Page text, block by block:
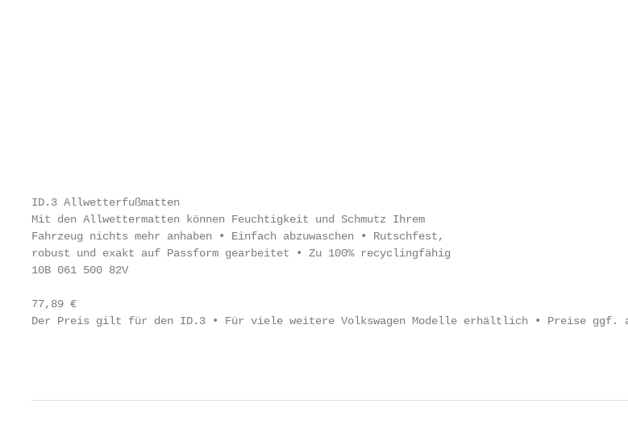
ID.3 Allwetterfußmatten
Mit den Allwettermatten können Feuchtigkeit und Schmutz Ihrem
Fahrzeug nichts mehr anhaben • Einfach abzuwaschen • Rutschfest,
robust und exakt auf Passform gearbeitet • Zu 100% recyclingfähig
10B 061 500 82V
77,89 €
Der Preis gilt für den ID.3 • Für viele weitere Volkswagen Modelle erhältlich • Preise ggf.